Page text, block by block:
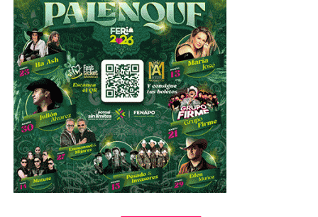
me significó un gran escape, porque siempre he sido una
persona muy introvertida y un día asistí a una
exposición, sentí curiosidad en saber si yo podría. No
sabía si tenía habilidad, pero la práctica y el tiempo
dieron como resultado que pude lograr mi habilidad en
el arte de la pintura”.
Expresó que como profesora siempre dio una imagen de
persona seria, “pero, la pintura le permitió mostrar
cosas que llevo dentro, aspectos buenos, bonitos,
armoniosos”.